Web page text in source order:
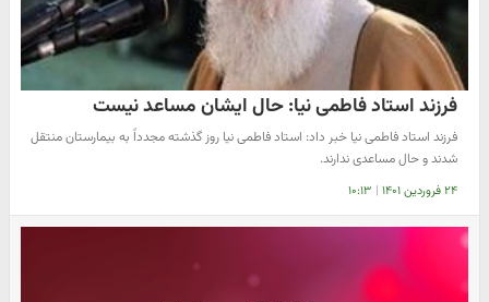
فرزند استاد فاطمی نیا: حال ایشان مساعد نیست
فرزند استاد فاطمی نیا خبر داد: استاد فاطمی نیا روز گذشته مجدداً به بیمارستان منتقل
شدند و حال مساعدی ندارند.
۲۴ فروردین ۱۴۰۱ | ۱۰:۱۳